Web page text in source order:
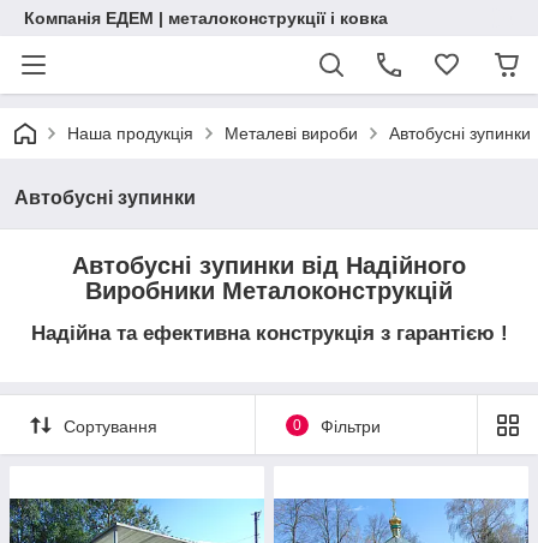
Компанія ЕДЕМ | металоконструкції і ковка
Наша продукція Металеві вироби Автобусні зупинки
Автобусні зупинки
Автобусні зупинки від Надійного
Виробники Металоконструкцій
Надійна та ефективна конструкція з гарантією !
Сортування 0 Фільтри